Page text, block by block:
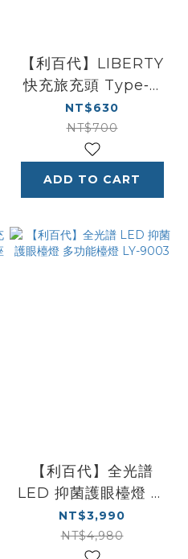
【利百代】LIBERTY
快充旅充頭 Type‑C
自帶收納線 USB‑C 備
用充電器 LY‑C35WL
NT$630
NT$700
ADD TO CART
【利百代】全光譜
LED 抑菌護眼檯燈 多
功能檯燈 LY-9003
NT$3,990
NT$4,980